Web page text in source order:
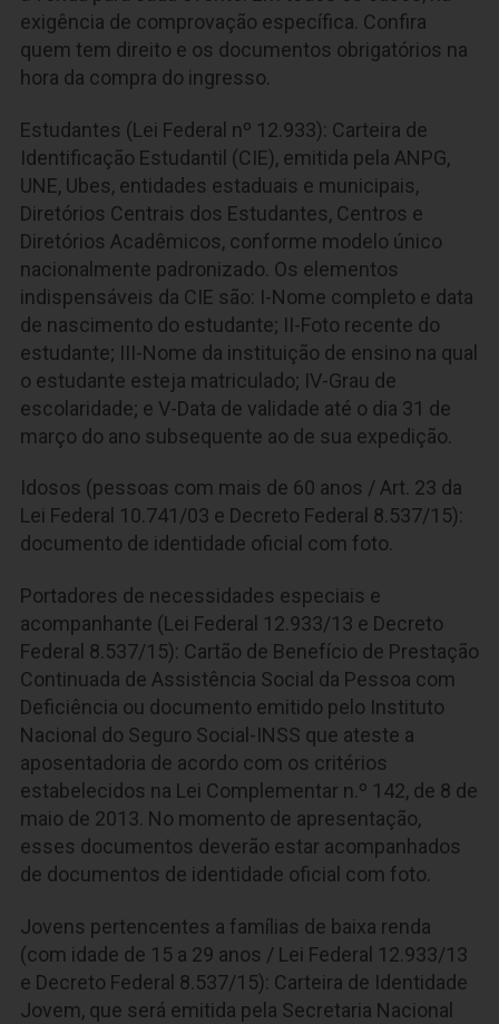
exigência de comprovação específica. Confira
quem tem direito e os documentos obrigatórios na
hora da compra do ingresso.
Estudantes (Lei Federal nº 12.933): Carteira de
Identificação Estudantil (CIE), emitida pela ANPG,
UNE, Ubes, entidades estaduais e municipais,
Diretórios Centrais dos Estudantes, Centros e
Diretórios Acadêmicos, conforme modelo único
nacionalmente padronizado. Os elementos
indispensáveis da CIE são: I-Nome completo e data
de nascimento do estudante; II-Foto recente do
estudante; III-Nome da instituição de ensino na qual
o estudante esteja matriculado; IV-Grau de
escolaridade; e V-Data de validade até o dia 31 de
março do ano subsequente ao de sua expedição.
Idosos (pessoas com mais de 60 anos / Art. 23 da
Lei Federal 10.741/03 e Decreto Federal 8.537/15):
documento de identidade oficial com foto.
Portadores de necessidades especiais e
acompanhante (Lei Federal 12.933/13 e Decreto
Federal 8.537/15): Cartão de Benefício de Prestação
Continuada de Assistência Social da Pessoa com
Deficiência ou documento emitido pelo Instituto
Nacional do Seguro Social-INSS que ateste a
aposentadoria de acordo com os critérios
estabelecidos na Lei Complementar n.º 142, de 8 de
maio de 2013. No momento de apresentação,
esses documentos deverão estar acompanhados
de documentos de identidade oficial com foto.
Jovens pertencentes a famílias de baixa renda
(com idade de 15 a 29 anos / Lei Federal 12.933/13
e Decreto Federal 8.537/15): Carteira de Identidade
Jovem, que será emitida pela Secretaria Nacional